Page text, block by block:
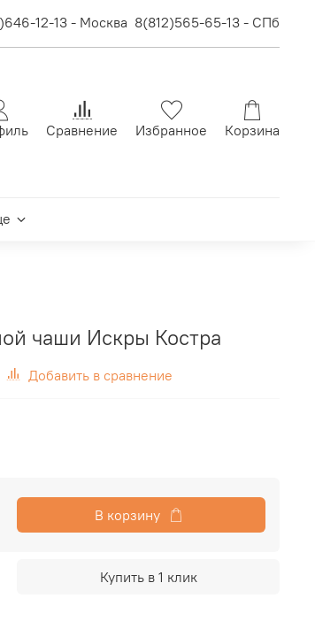
12-13 - Москва 8(812)565-65-13 - СПб
Сравнение Избранное Корзина
чаши Искры Костра
Добавить в сравнение
В корзину
Купить в 1 клик